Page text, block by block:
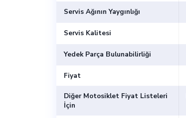
Servis Ağının Yaygınlığı
Servis Kalitesi
Yedek Parça Bulunabilirliği
Fiyat
Diğer Motosiklet Fiyat Listeleri
İçin